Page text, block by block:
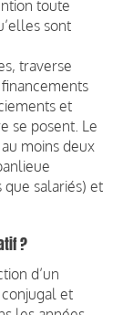
toute
sont
traverse
et
se posent. Le
moins deux
salariés) et
?
d’un
et